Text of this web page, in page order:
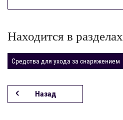
Находится в разделах
Средства для ухода за снаряжением
Назад